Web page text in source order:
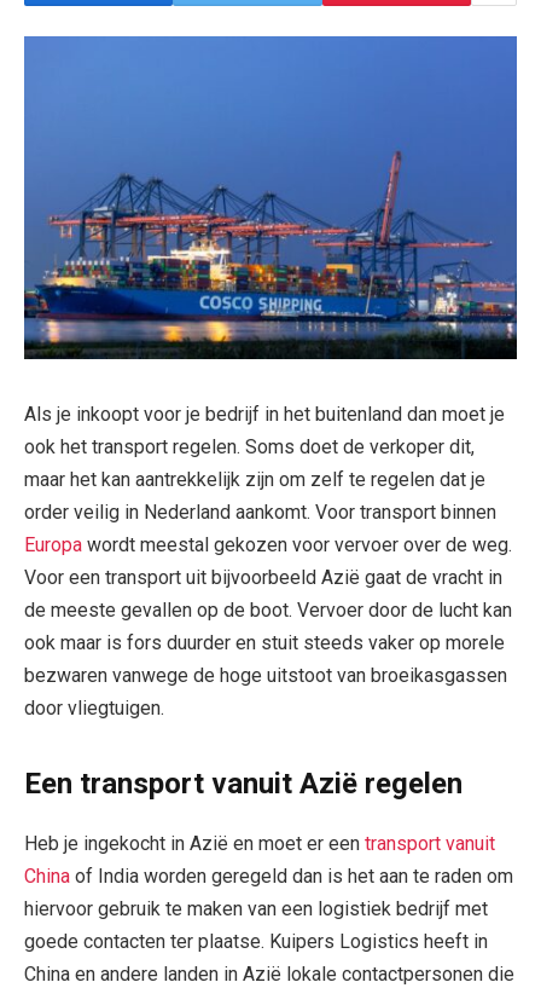
Als je inkoopt voor je bedrijf in het buitenland dan moet je
ook het transport regelen. Soms doet de verkoper dit,
maar het kan aantrekkelijk zijn om zelf te regelen dat je
order veilig in Nederland aankomt. Voor transport binnen
Europa wordt meestal gekozen voor vervoer over de weg.
Voor een transport uit bijvoorbeeld Azië gaat de vracht in
de meeste gevallen op de boot. Vervoer door de lucht kan
ook maar is fors duurder en stuit steeds vaker op morele
bezwaren vanwege de hoge uitstoot van broeikasgassen
door vliegtuigen.
Een transport vanuit Azië regelen
Heb je ingekocht in Azië en moet er een transport vanuit
China of India worden geregeld dan is het aan te raden om
hiervoor gebruik te maken van een logistiek bedrijf met
goede contacten ter plaatse. Kuipers Logistics heeft in
China en andere landen in Azië lokale contactpersonen die